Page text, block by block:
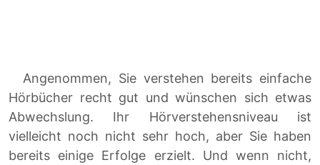
Angenommen, Sie verstehen bereits einfache
Hörbücher recht gut und wünschen sich etwas
Abwechslung. Ihr Hörverstehensniveau ist
vielleicht noch nicht sehr hoch, aber Sie haben
bereits einige Erfolge erzielt. Und wenn nicht,